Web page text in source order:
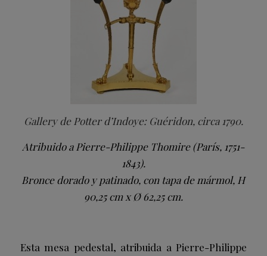
Gallery de Potter d’Indoye: Guéridon, circa 1790.
Atribuido a Pierre-Philippe Thomire (París, 1751-
1843).
Bronce dorado y patinado, con tapa de mármol, H
90,25 cm x Ø 62,25 cm.
Esta mesa pedestal, atribuida a Pierre-Philippe